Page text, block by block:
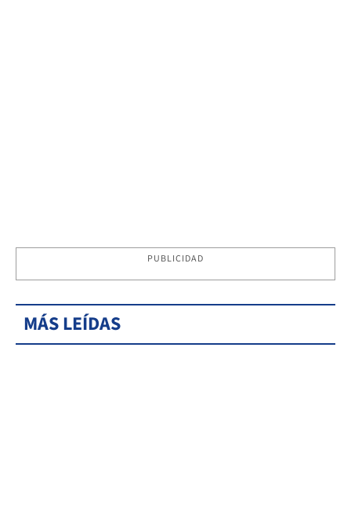
PUBLICIDAD
MÁS LEÍDAS